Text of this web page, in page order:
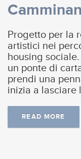
Progetto per la
artistici nei
housing
un ponte di
prendi una
inizia a lasciare
READ MORE